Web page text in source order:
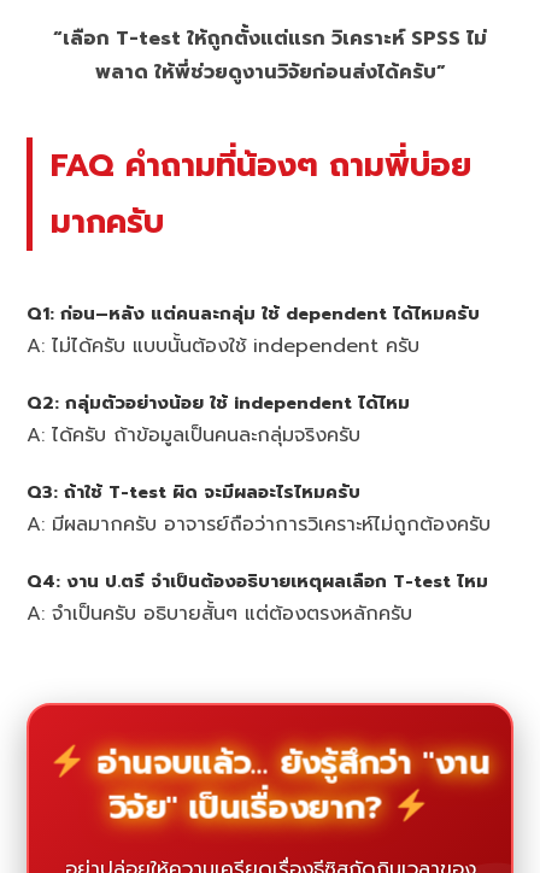
“เลือก T-test ให้ถูกตั้งแต่แรก วิเคราะห์ SPSS ไม่
พลาด ให้พี่ช่วยดูงานวิจัยก่อนส่งได้ครับ”
FAQ คำถามที่น้องๆ ถามพี่บ่อย
มากครับ
Q1: ก่อน–หลัง แต่คนละกลุ่ม ใช้ dependent ได้ไหมครับ
A: ไม่ได้ครับ แบบนั้นต้องใช้ independent ครับ
Q2: กลุ่มตัวอย่างน้อย ใช้ independent ได้ไหม
A: ได้ครับ ถ้าข้อมูลเป็นคนละกลุ่มจริงครับ
Q3: ถ้าใช้ T-test ผิด จะมีผลอะไรไหมครับ
A: มีผลมากครับ อาจารย์ถือว่าการวิเคราะห์ไม่ถูกต้องครับ
Q4: งาน ป.ตรี จำเป็นต้องอธิบายเหตุผลเลือก T-test ไหม
A: จำเป็นครับ อธิบายสั้นๆ แต่ต้องตรงหลักครับ
อ่านจบแล้ว... ยังรู้สึกว่า "งาน
วิจัย" เป็นเรื่องยาก?